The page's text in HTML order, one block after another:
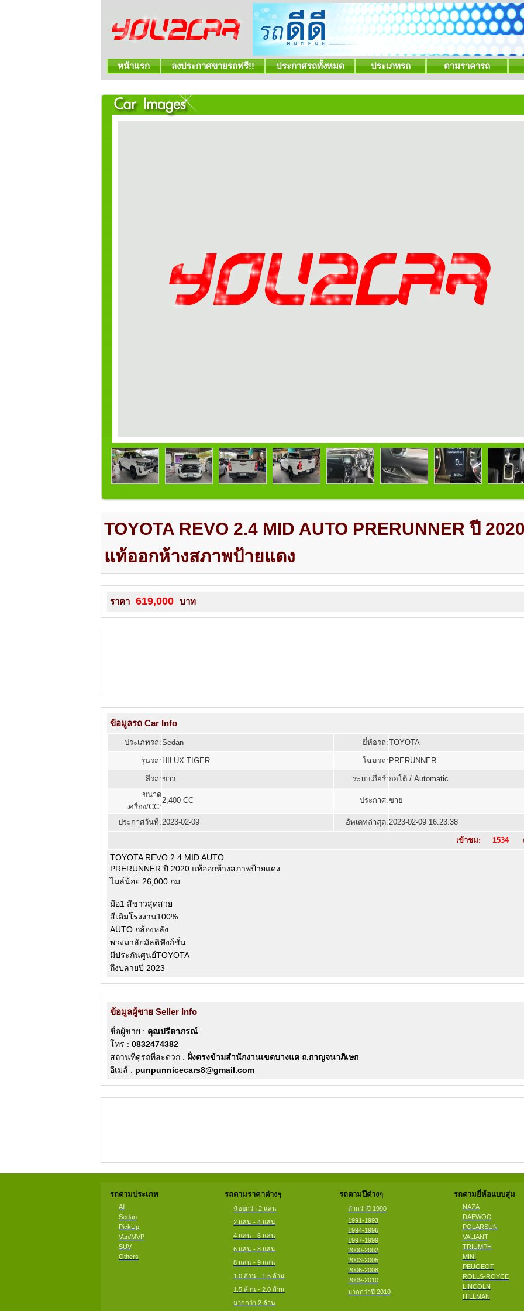
หน้าแรก ลงประกาศขายรถฟรี!! ประกาศรถทั้งหมด ประเภทรถ ตามราคารถ
TOYOTA REVO 2.4 MID AUTO PRERUNNER ปี
แท้ออกห้างสภาพป้ายแดง
ราคา 619,000 บาท
ข้อมูลรถ Car Info
ประเภทรถ:Sedan ยี่ห้อรถ:TOYOTA
รุ่นรถ: HILUX TIGER โฉมรถ: PRERUNNER
สีรถ:ขาว ระบบเกียร์: ออโต้ / Automatic
ขนาด
เครื่อง/CC:
2,400 CC ประกาศ:ขาย
ประกาศวันที่:2023-02-09 อัพเดทล่าสุด:2023-02-09 16:23:38
เข้าชม: 1534
TOYOTA REVO 2.4 MID AUTO
PRERUNNER ปี 2020 แท้ออกห้างสภาพป้ายแดง
ไมล์น้อย 26,000 กม.
มือ1 สีขาวสุดสวย
สีเดิมโรงงาน100%
AUTO กล้องหลัง
พวงมาลัยมัลติฟังก์ชั่น
มีประกันศูนย์TOYOTA
ถึงปลายปี 2023
ข้อมูลผู้ขาย Seller Info
ชื่อผู้ขาย : คุณปรีดาภรณ์
โทร : 0832474382
สถานที่ดูรถที่สะดวก : ฝั่งตรงข้ามสำนักงานเขตบางแค ถ.กาญจนาภิเษก
อีเมล์ : punpunnicecars8@gmail.com
รถตามประเภท
All
Sedan
PickUp
Van/MVP
SUV
Others
รถตามราคาต่างๆ
น้อยกว่า 2 แสน
2 แสน - 4 แสน
4 แสน - 6 แสน
6 แสน - 8 แสน
8 แสน - 9 แสน
1.0 ล้าน - 1.5 ล้าน
1.5 ล้าน - 2.0 ล้าน
มากกว่า 2 ล้าน
รถตามปีต่างๆ
ต่ำกว่าปี 1990
1991-1993
1994-1996
1997-1999
2000-2002
2003-2005
2006-2008
2009-2010
มากกว่าปี 2010
รถตามยี่ห้อแบบสุ่ม
NAZA
DAEWOO
POLARSUN
VALIANT
TRIUMPH
MINI
PEUGEOT
ROLLS-ROYCE
LINCOLN
HILLMAN